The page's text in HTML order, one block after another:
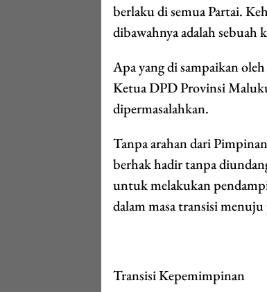
berlaku di semua Partai.
dibawahnya adalah sebuah
Apa yang di sampaikan
Ketua DPD Provinsi
dipermasalahkan.
Tanpa arahan dari
berhak hadir tanpa
untuk melakukan
dalam masa transisi
Transisi Kepemimpinan